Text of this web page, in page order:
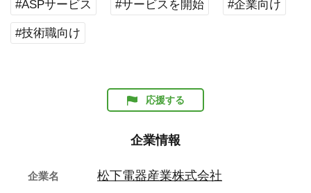
#ASPサービス #サービスを開始 #企業向け
#技術職向け
応援する
企業情報
企業名 松下電器産業株式会社